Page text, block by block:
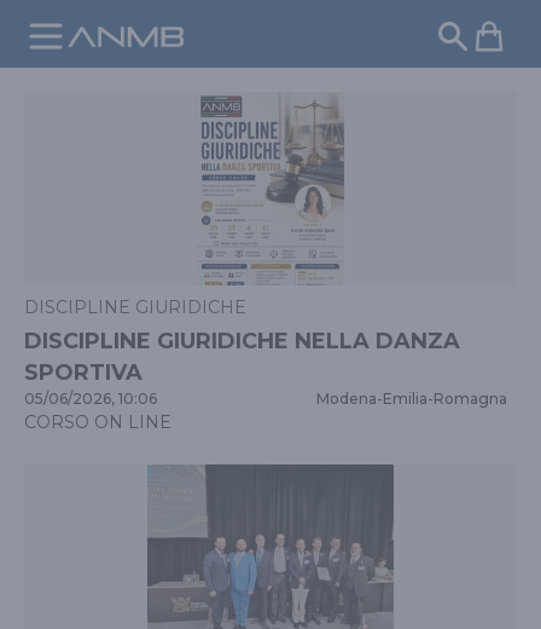
DISCIPLINE GIURIDICHE
DISCIPLINE GIURIDICHE NELLA DANZA
SPORTIVA
05/06/2026, 10:06 Modena-Emilia-Romagna
CORSO ON LINE